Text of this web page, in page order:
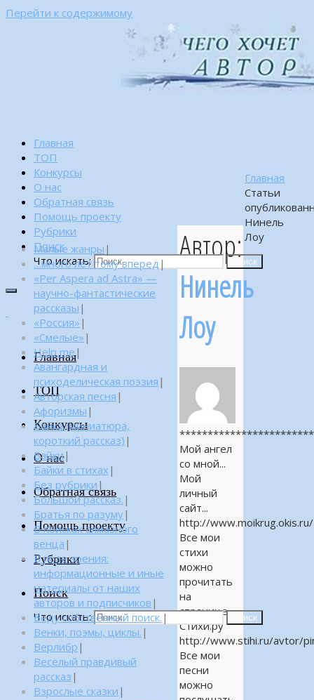
Перейти к содержимому
Главная
ТОП
Конкурсы
О нас
Обратная связь
Помощь проекту
Рубрики
Поиск
Что искать:
Поиск
Главная
ТОП
Конкурсы
О нас
Обратная связь
Помощь проекту
Рубрики
Поиск
Что искать: Поиск
Главная
Статьи
Нинель
Лоу
Автор:
Нинель
Лоу
Мой ангел
со мной...
Мой
личный
сайт...
http://www.moikrug.okis.ru/
Все мои
стихи
можно
прочитать
на
странице
Стихи.ру
http://www.stihi.ru/avtor/
Все мои
песни
можно
Малые жанры |
…много лет тому вперед |
«Per Aspera ad Astra» —
научно-фантастические
рассказы |
«Россия» |
«Смелые» |
Help me|
Авангардная и
психоделическая поэзия |
Авторская песня |
Афоризмы |
Байка (миниатюра,
короткий рассказ) |
Байки|
Байки в стихах |
Без рубрики |
Большой рассказ. |
Братья по разуму|
В поисках алмазного
венца |
В поле зрения:
информационные и иные
материалы от наших
авторов и подписчиков |
Веду собственный поиск. |
Венки, поэмы, циклы. |
Верлибр |
Веселый правдивый
рассказ |
Взрослые сказки |